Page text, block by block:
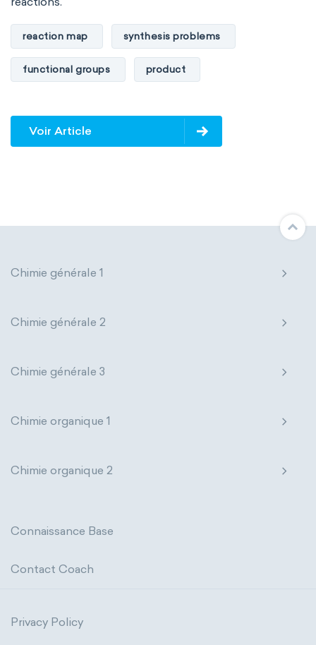
reaction map synthesis problems
functional groups product
Voir Article
Chimie générale 1
Chimie générale 2
Chimie générale 3
Chimie organique 1
Chimie organique 2
Connaissance Base
Contact Coach
Privacy Policy